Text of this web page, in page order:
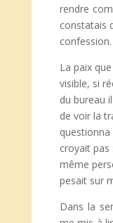
rendre
constatais
confession.
La paix
visible, si
du bureau
de voir la
questionna
croyait pas
même
pesait sur
Dans la